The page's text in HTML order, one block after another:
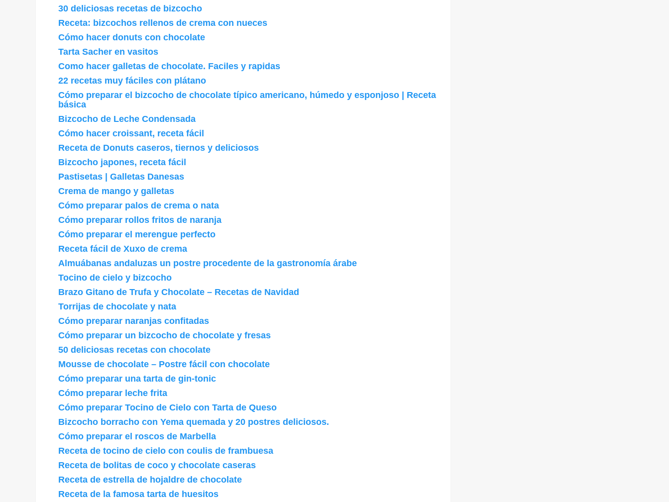
30 deliciosas recetas de bizcocho
Receta: bizcochos rellenos de crema con nueces
Cómo hacer donuts con chocolate
Tarta Sacher en vasitos
Como hacer galletas de chocolate. Faciles y rapidas
22 recetas muy fáciles con plátano
Cómo preparar el bizcocho de chocolate típico americano, húmedo y esponjoso | Receta
básica
Bizcocho de Leche Condensada
Cómo hacer croissant, receta fácil
Receta de Donuts caseros, tiernos y deliciosos
Bizcocho japones, receta fácil
Pastisetas | Galletas Danesas
Crema de mango y galletas
Cómo preparar palos de crema o nata
Cómo preparar rollos fritos de naranja
Cómo preparar el merengue perfecto
Receta fácil de Xuxo de crema
Almuábanas andaluzas un postre procedente de la gastronomía árabe
Tocino de cielo y bizcocho
Brazo Gitano de Trufa y Chocolate – Recetas de Navidad
Torrijas de chocolate y nata
Cómo preparar naranjas confitadas
Cómo preparar un bizcocho de chocolate y fresas
50 deliciosas recetas con chocolate
Mousse de chocolate – Postre fácil con chocolate
Cómo preparar una tarta de gin-tonic
Cómo preparar leche frita
Cómo preparar Tocino de Cielo con Tarta de Queso
Bizcocho borracho con Yema quemada y 20 postres deliciosos.
Cómo preparar el roscos de Marbella
Receta de tocino de cielo con coulis de frambuesa
Receta de bolitas de coco y chocolate caseras
Receta de estrella de hojaldre de chocolate
Receta de la famosa tarta de huesitos